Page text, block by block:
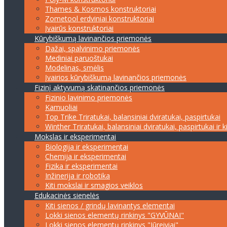
Thames & Kosmos konstruktoriai
Zometool erdviniai konstruktoriai
Įvairūs konstruktoriai
Kūrybiškumą lavinančios priemonės
Dažai, spalvinimo priemonės
Mediniai paruoštukai
Modelinas, smėlis
Įvairios kūrybiškumą lavinančios priemonės
Fizinį aktyvumą skatinančios priemonės
Fizinio lavinimo priemonės
Kamuoliai
Top Trike Triratukai, balansiniai dviratukai, paspirtukai
Winther Triratukai, balansiniai dviratukai, paspirtukai ir
Mokslas ir eksperimentai
Biologija ir eksperimentai
Chemija ir eksperimentai
Fizika ir eksperimentai
Inžinerija ir robotika
Kiti mokslai ir smagios veiklos
Edukacinės sienelės
Kiti sienos / grindų lavinantys elementai
Lokki sienos elementų rinkinys "GYVŪNAI"
Lokki sienos elementų rinkinys "Jūreiviai"